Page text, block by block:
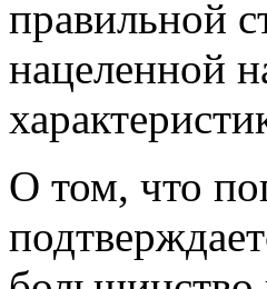
правильной
нацеленной
О том, что